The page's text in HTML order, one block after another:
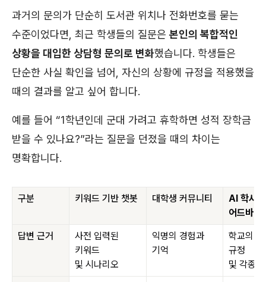
과거의 문의가 단순히 도서관 위치나 전화번호를 묻는
수준이었다면, 최근 학생들의 질문은본인의 복합적인
상황을 대입한 상담형 문의로 변화했습니다. 학생들은
단순한 사실 확인을 넘어, 자신의 상황에 규정을 적용했을
때의 결과를 알고 싶어 합니다.
예를 들어 “1학년인데 군대 가려고 휴학하면 성적 장학금
받을 수 있나요?”라는 질문을 던졌을 때의 차이는
명확합니다.
구분 키워드 기반 챗봇 대학생 커뮤니티
AI 학사
어드바이
답변 근거
사전 입력된
키워드
및 시나리오
익명의 경험과
기억
학교의
규정
및 각종